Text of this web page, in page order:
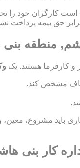
کارفرما موظف است
منطقه
و کارفرما هستند. یک
مشخص کند.
قراردادهای کاری
کار بنی